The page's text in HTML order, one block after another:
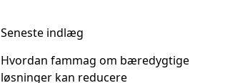
Seneste indlæg
Hvordan fammag om bæredygtige
løsninger kan reducere